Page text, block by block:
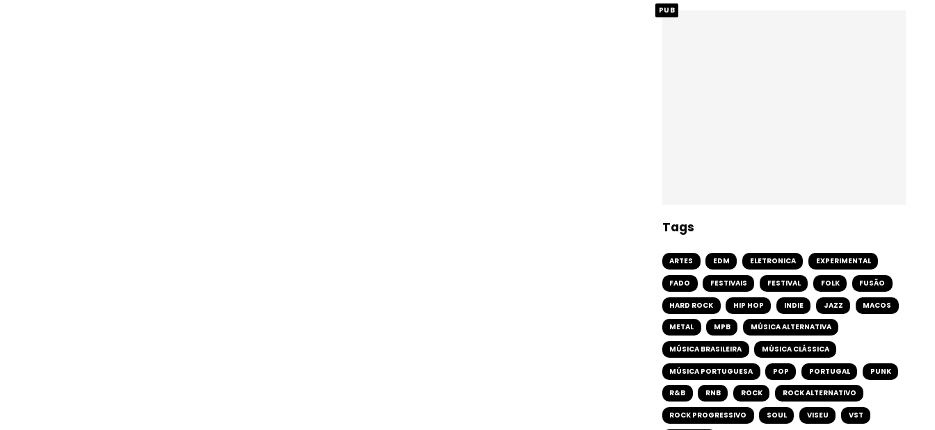
PUB
Tags
ARTES EDM ELETRONICA EXPERIMENTAL
FADO FESTIVAIS FESTIVAL FOLK FUSÃO
HARD ROCK HIP HOP INDIE JAZZ MACOS
METAL MPB MÚSICA ALTERNATIVA
MÚSICA BRASILEIRA MÚSICA CLÁSSICA
MÚSICA PORTUGUESA POP PORTUGAL PUNK
R&B RNB ROCK ROCK ALTERNATIVO
ROCK PROGRESSIVO SOUL VISEU VST